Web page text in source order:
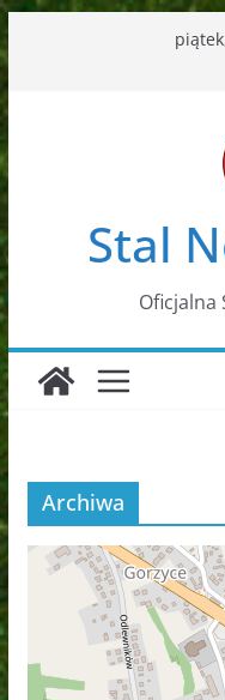
Przejdź
do
treści
Stal
Archiwa